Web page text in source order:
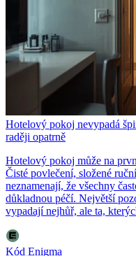
Hotelový pokoj nevypadá
raději opatrně
Hotelový pokoj může na
Čisté povlečení, složené
neznamenají, že všechny
důkladnou péčí. Největší
vypadají nejhůř, ale ta,
Kód Enigma